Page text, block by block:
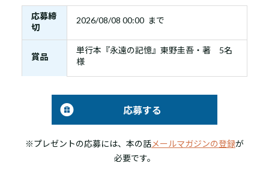
応募締
切
2026/08/08 00:00 まで
賞品
単行本『永遠の記憶』東野圭吾・著 5名
様
応募する
※プレゼントの応募には、本の話メールマガジンの登録が
必要です。